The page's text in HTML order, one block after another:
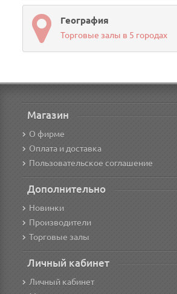
География
Торговые залы в 5 городах
Магазин
О фирме
Оплата и доставка
Пользовательское соглашение
Дополнительно
Новинки
Производители
Торговые залы
Личный кабинет
Личный кабинет